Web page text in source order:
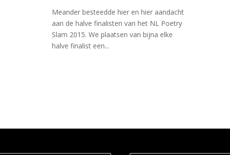
Meander besteedde hier en hier aandacht
aan de halve finalisten van het NL Poetry
Slam 2015. We plaatsen van bijna elke
halve finalist een...